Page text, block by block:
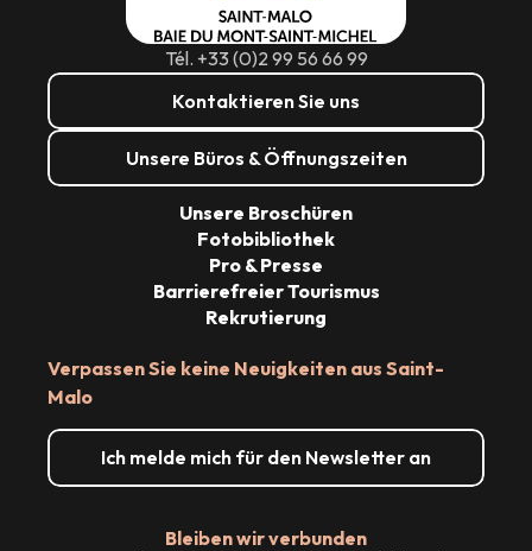
Tél. +33 (0)2 99 56 66 99
Kontaktieren Sie uns
Unsere Büros & Öffnungszeiten
Verpassen Sie keine Neuigkeiten aus Saint-
Malo
Ich melde mich für den Newsletter an
Bleiben wir verbunden
Unsere Broschüren
Fotobibliothek
Pro & Presse
Barrierefreier Tourismus
Rekrutierung